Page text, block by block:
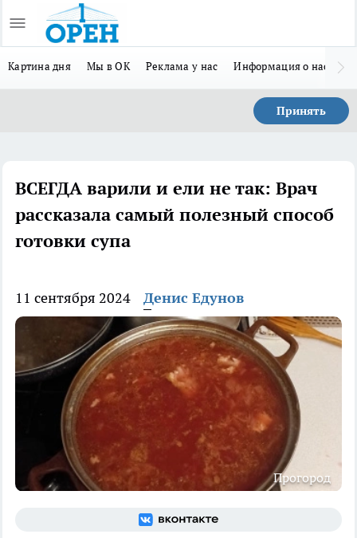
Картина дня Мы в ОК Реклама у нас Информация о нас
Принять
ВСЕГДА варили и ели не так: Врач
рассказала самый полезный способ
готовки супа
11 сентября 2024 Денис Едунов
Прогород